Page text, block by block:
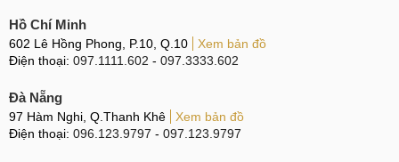
Hồ Chí Minh
602 Lê Hồng Phong, P.10, Q.10
Xem bản đồ
Điện thoại: 097.1111.602 - 097.3333.602
Đà Nẵng
97 Hàm Nghi, Q.Thanh Khê
Xem bản đồ
Điện thoại: 096.123.9797 - 097.123.9797